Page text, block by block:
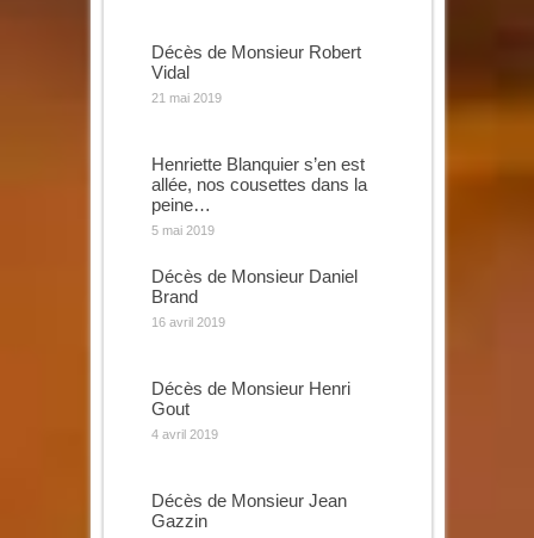
Décès de Monsieur Robert
Vidal
21 mai 2019
Henriette Blanquier s’en est
allée, nos cousettes dans la
peine…
5 mai 2019
Décès de Monsieur Daniel
Brand
16 avril 2019
Décès de Monsieur Henri
Gout
4 avril 2019
Décès de Monsieur Jean
Gazzin